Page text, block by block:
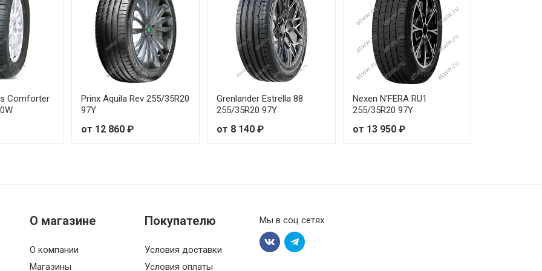
от 8 810 ₽
от 9 450 ₽
от 7 550 ₽
от 8 100 ₽
от 8 730 ₽
от 8 580 ₽
Comforter
Prinx Aquila Rev 255/35R20
97Y
от 12 860 ₽
Grenlander Estrella 88
255/35R20 97Y
от 8 140 ₽
Nexen N'FERA RU1
255/35R20 97Y
от 13 950 ₽
О магазине
О компании
Магазины
Покупателю
Условия доставки
Условия оплаты
Мы в соц сетях